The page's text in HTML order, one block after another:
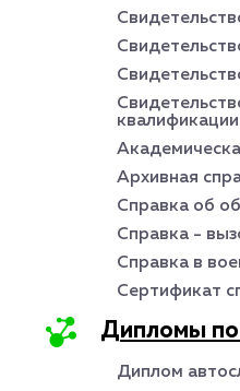
квалификации
Архивная
Справка об
Справка -
Справка в
Сертификат
Дипломы
Диплом